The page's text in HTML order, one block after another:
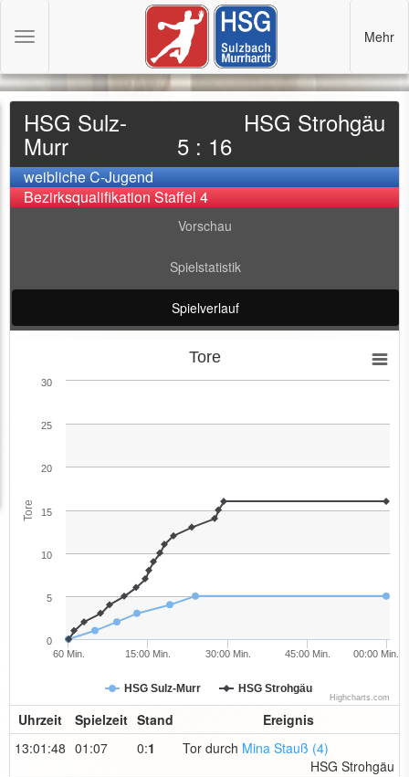
HSG Sulz-
Murr 5 : 16
HSG Strohgäu
weibliche C-Jugend
Bezirksqualifikation Staffel 4
Vorschau
Spielstatistik
Spielverlauf
Tore
Tore
HSG Sulz-Murr HSG Strohgäu
60 Min. 15:00 Min. 30:00 Min. 45:00 Min. 00:00 Min.
0
5
10
15
20
25
30
Highcharts.com
Uhrzeit Spielzeit Stand
Ereignis
13:01:48 01:07 0:1 Tor durch Mina Stauß (4)
HSG Strohgäu
Toggle
Mehr